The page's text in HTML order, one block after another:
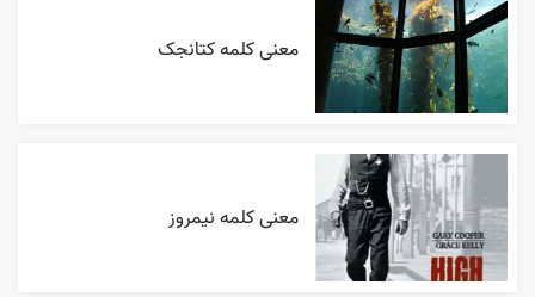
معنی کلمه کتانجک
معنی کلمه نیمروز